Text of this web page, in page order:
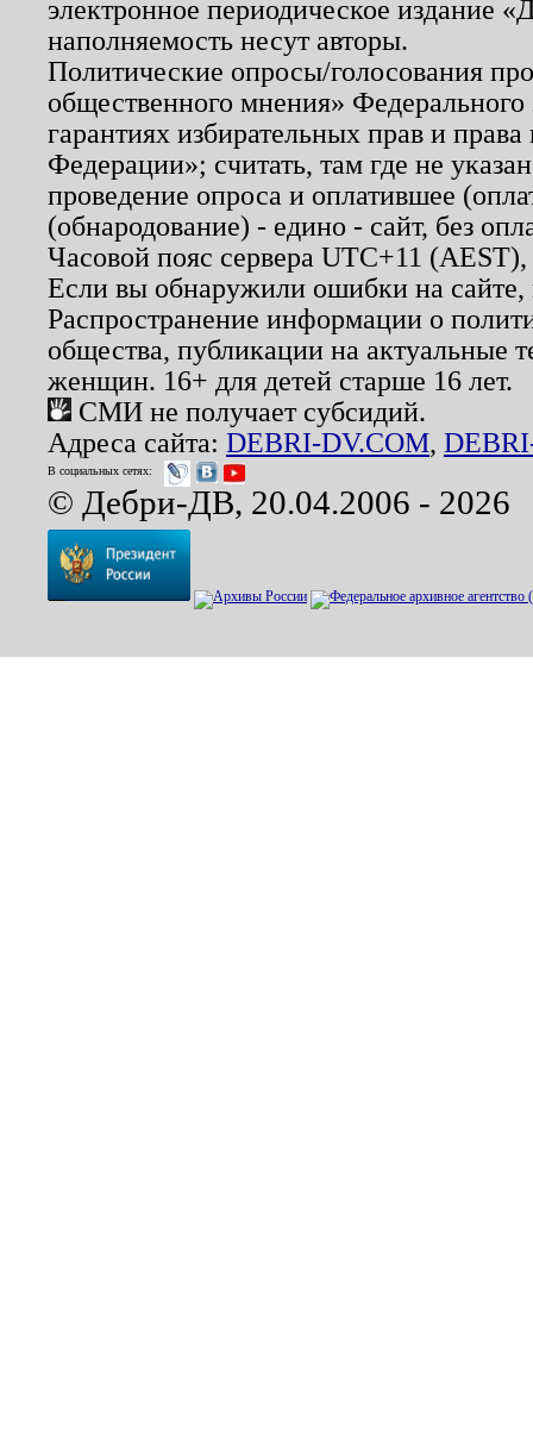
электронное периодическое издание
наполняемость несут авторы.
Политические опросы/голосования
общественного мнения»
гарантиях избирательных прав и
Федерации»; считать, там где не
проведение опроса и оплатившее
(обнародование) - едино - сайт, без
Часовой пояс сервера UTC+11
Если вы обнаружили ошибки на
Распространение информации о
общества, публикации на актуальные
женщин. 16+ для детей старше 16 лет.
СМИ не получает субсидий.
Адреса сайта: DEBRI-DV.COM,
В социальных сетях:
© Дебри-ДВ, 20.04.2006 - 2026